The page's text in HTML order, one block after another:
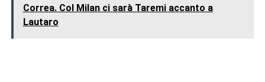
Correa. Col Milan ci sarà Taremi accanto a
Lautaro